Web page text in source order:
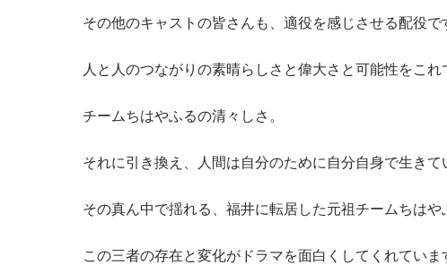
その他のキャストの皆さんも、適役を感じさせる配役で
人と人のつながりの素晴らしさと偉大さと可能性をこれ
チームちはやふるの清々しさ。
それに引き換え、人間は自分のために自分自身で生き
その真ん中で揺れる、福井に転居した元祖チームちはや
この三者の存在と変化がドラマを面白くしてくれていま